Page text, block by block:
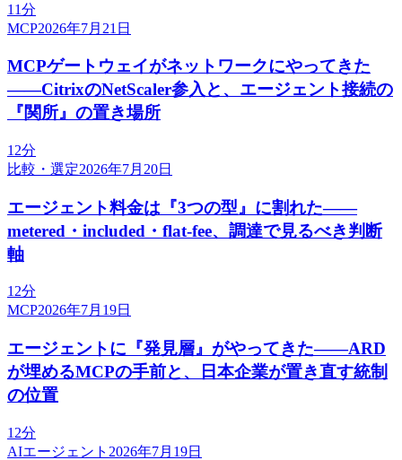
11分
MCP2026年7月21日
MCPゲートウェイがネットワークにやってきた
——CitrixのNetScaler参入と、エージェント接続の
『関所』の置き場所
12分
比較・選定2026年7月20日
エージェント料金は『3つの型』に割れた——
metered・included・flat-fee、調達で見るべき判断
軸
12分
MCP2026年7月19日
エージェントに『発見層』がやってきた——ARD
が埋めるMCPの手前と、日本企業が置き直す統制
の位置
12分
AIエージェント 2026年7月19日